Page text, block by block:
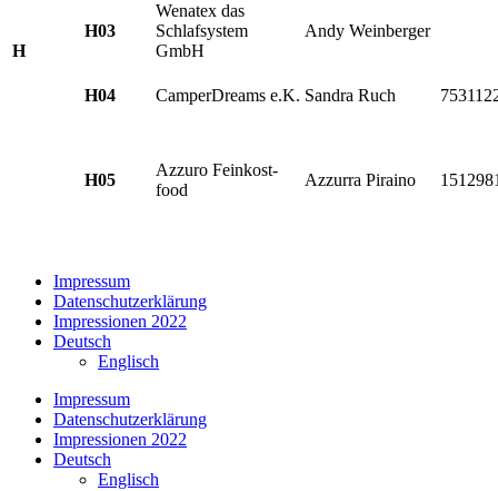
H
H03
Wenatex das
Schlafsystem
GmbH
Andy Weinberger
H04 CamperDreams e.K. Sandra Ruch
H05
Azzuro Feinkost-
food
Azzurra Piraino
Impressum
Datenschutzerklärung
Impressionen 2022
Deutsch
Englisch
Impressum
Datenschutzerklärung
Impressionen 2022
Deutsch
Englisch